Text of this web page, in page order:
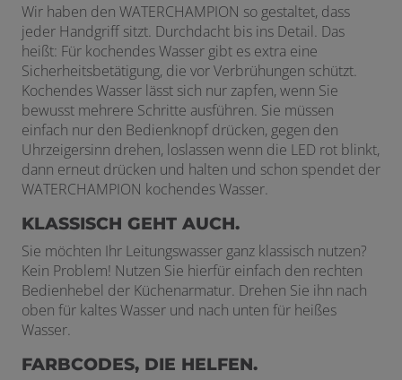
Wir haben den WATERCHAMPION so gestaltet, dass
jeder Handgriff sitzt. Durchdacht bis ins Detail. Das
heißt: Für kochendes Wasser gibt es extra eine
Sicherheitsbetätigung, die vor Verbrühungen schützt.
Kochendes Wasser lässt sich nur zapfen, wenn Sie
bewusst mehrere Schritte ausführen. Sie müssen
einfach nur den Bedienknopf drücken, gegen den
Uhrzeigersinn drehen, loslassen wenn die LED rot blinkt,
dann erneut drücken und halten und schon spendet der
WATERCHAMPION kochendes Wasser.
KLASSISCH GEHT AUCH.
Sie möchten Ihr Leitungswasser ganz klassisch nutzen?
Kein Problem! Nutzen Sie hierfür einfach den rechten
Bedienhebel der Küchenarmatur. Drehen Sie ihn nach
oben für kaltes Wasser und nach unten für heißes
Wasser.
FARBCODES, DIE HELFEN.